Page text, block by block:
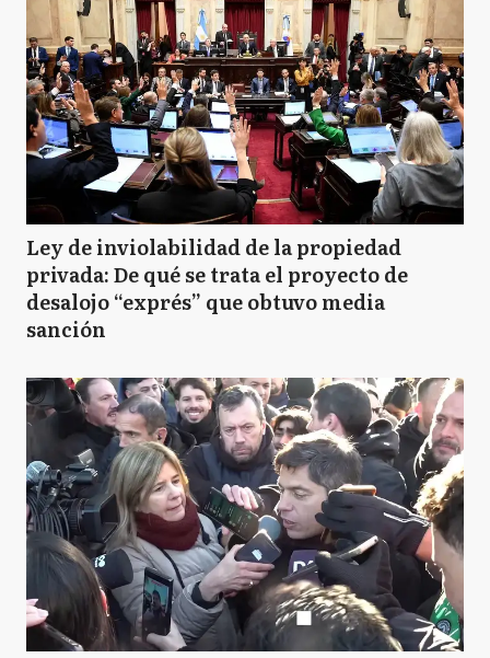
Ley de inviolabilidad de la propiedad
privada: De qué se trata el proyecto de
desalojo “exprés” que obtuvo media
sanción